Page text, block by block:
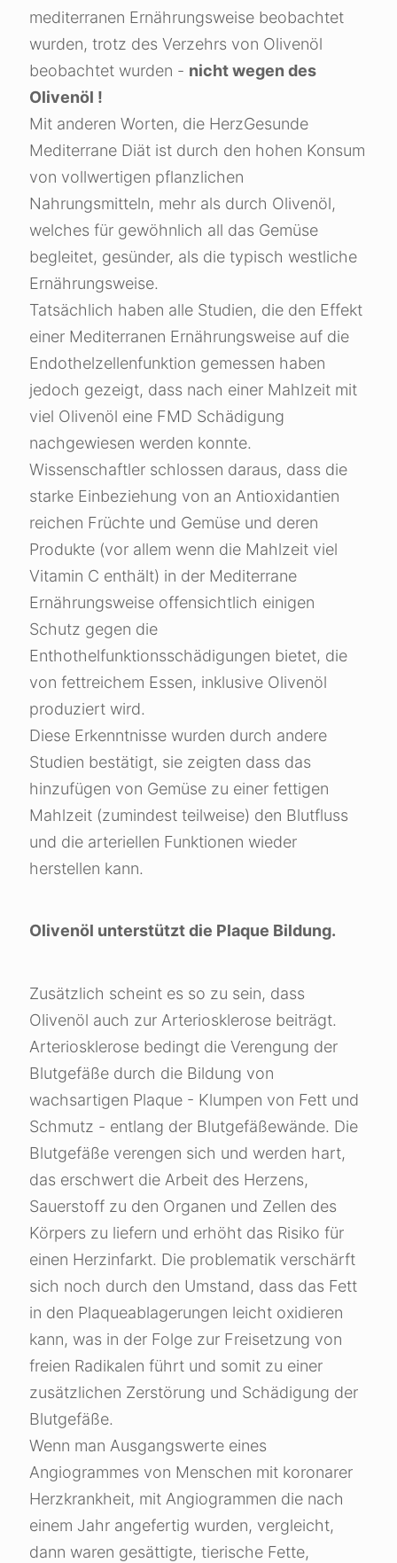
mediterranen Ernährungsweise beobachtet
wurden, trotz des Verzehrs von Olivenöl
beobachtet wurden - nicht wegen des
Olivenöl !
Mit anderen Worten, die HerzGesunde
Mediterrane Diät ist durch den hohen Konsum
von vollwertigen pflanzlichen
Nahrungsmitteln, mehr als durch Olivenöl,
welches für gewöhnlich all das Gemüse
begleitet, gesünder, als die typisch westliche
Ernährungsweise.
Tatsächlich haben alle Studien, die den Effekt
einer Mediterranen Ernährungsweise auf die
Endothelzellenfunktion gemessen haben
jedoch gezeigt, dass nach einer Mahlzeit mit
viel Olivenöl eine FMD Schädigung
nachgewiesen werden konnte.
Wissenschaftler schlossen daraus, dass die
starke Einbeziehung von an Antioxidantien
reichen Früchte und Gemüse und deren
Produkte (vor allem wenn die Mahlzeit viel
Vitamin C enthält) in der Mediterrane
Ernährungsweise offensichtlich einigen
Schutz gegen die
Enthothelfunktionsschädigungen bietet, die
von fettreichem Essen, inklusive Olivenöl
produziert wird.
Diese Erkenntnisse wurden durch andere
Studien bestätigt, sie zeigten dass das
hinzufügen von Gemüse zu einer fettigen
Mahlzeit (zumindest teilweise) den Blutfluss
und die arteriellen Funktionen wieder
herstellen kann.
Olivenöl unterstützt die Plaque Bildung.
Zusätzlich scheint es so zu sein, dass
Olivenöl auch zur Arteriosklerose beiträgt.
Arteriosklerose bedingt die Verengung der
Blutgefäße durch die Bildung von
wachsartigen Plaque - Klumpen von Fett und
Schmutz - entlang der Blutgefäßewände. Die
Blutgefäße verengen sich und werden hart,
das erschwert die Arbeit des Herzens,
Sauerstoff zu den Organen und Zellen des
Körpers zu liefern und erhöht das Risiko für
einen Herzinfarkt. Die problematik verschärft
sich noch durch den Umstand, dass das Fett
in den Plaqueablagerungen leicht oxidieren
kann, was in der Folge zur Freisetzung von
freien Radikalen führt und somit zu einer
zusätzlichen Zerstörung und Schädigung der
Blutgefäße.
Wenn man Ausgangswerte eines
Angiogrammes von Menschen mit koronarer
Herzkrankheit, mit Angiogrammen die nach
einem Jahr angefertig wurden, vergleicht,
dann waren gesättigte, tierische Fette,